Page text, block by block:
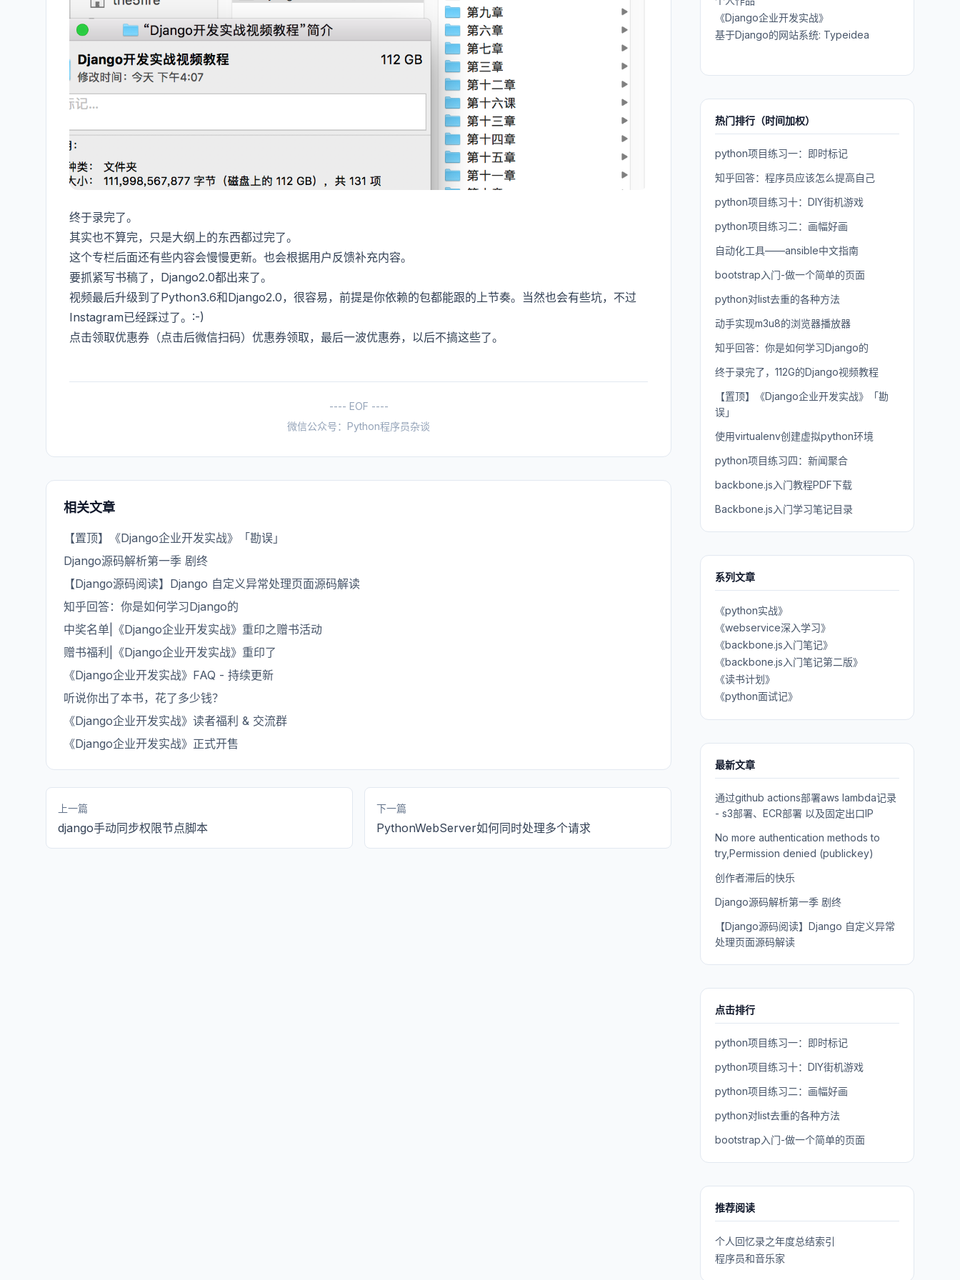
终于录完了。
其实也不算完，只是大纲上的东西都过完了。
这个专栏后面还有些内容会慢慢更新。也会根据用户反馈补充内容。
要抓紧写书稿了，Django2.0都出来了。
视频最后升级到了Python3.6和Django2.0，很容易，前提是你依赖的包都能跟的上节奏。当然也会有些坑，不过
Instagram已经踩过了。:-)
点击领取优惠券（点击后微信扫码） 优惠券领取，最后一波优惠券，以后不搞这些了。
---- EOF ----
微信公众号：Python程序员杂谈
相关文章
【置顶】《Django企业开发实战》「勘误」
Django源码解析第一季 剧终
【Django源码阅读】Django 自定义异常处理页面源码解读
知乎回答：你是如何学习Django的
中奖名单|《Django企业开发实战》重印之赠书活动
赠书福利|《Django企业开发实战》重印了
《Django企业开发实战》FAQ - 持续更新
听说你出了本书，花了多少钱？
《Django企业开发实战》读者福利 & 交流群
《Django企业开发实战》正式开售
上一篇
django手动同步权限节点脚本
下一篇
PythonWebServer如何同时处理多个请求
《Django企业开发实战》
基于Django的网站系统: Typeidea
热门排行（时间加权）
python项目练习一：即时标记
知乎回答：程序员应该怎么提高自己
python项目练习十：DIY街机游戏
python项目练习二：画幅好画
自动化工具——ansible中文指南
bootstrap入门-做一个简单的页面
python对list去重的各种方法
动手实现m3u8的浏览器播放器
知乎回答：你是如何学习Django的
终于录完了，112G的Django视频教程
【置顶】《Django企业开发实战》「勘
误」
使用virtualenv创建虚拟python环境
python项目练习四：新闻聚合
backbone.js入门教程PDF下载
Backbone.js入门学习笔记目录
系列文章
《python实战》
《webservice深入学习》
《backbone.js入门笔记》
《backbone.js入门笔记第二版》
《读书计划》
《python面试记》
最新文章
通过github actions部署aws lambda记录
- s3部署、ECR部署 以及固定出口IP
No more authentication methods to
try,Permission denied (publickey)
创作者滞后的快乐
Django源码解析第一季 剧终
【Django源码阅读】Django 自定义异常
处理页面源码解读
点击排行
python项目练习一：即时标记
python项目练习十：DIY街机游戏
python项目练习二：画幅好画
python对list去重的各种方法
bootstrap入门-做一个简单的页面
推荐阅读
个人回忆录之年度总结索引
程序员和音乐家